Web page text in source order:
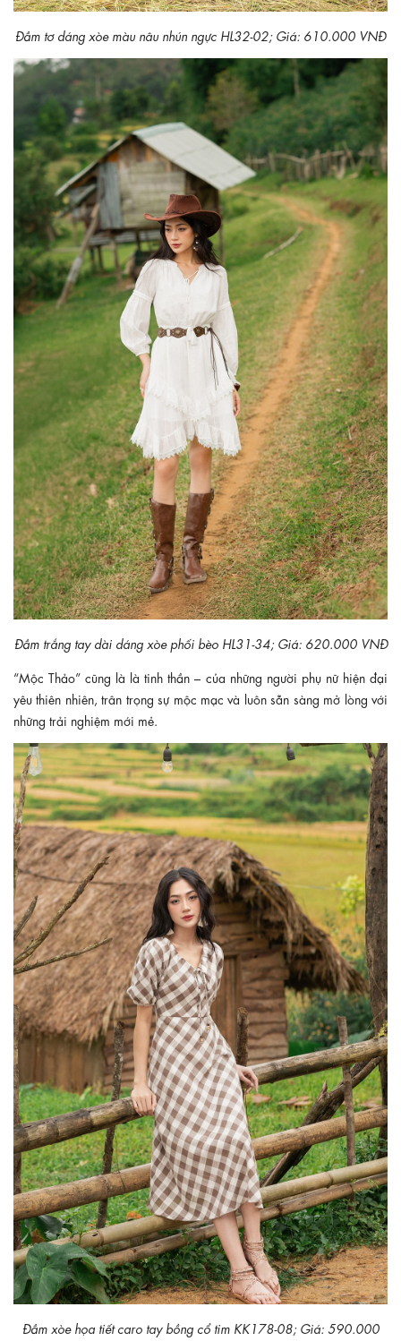
Đầm tơ dáng xòe màu nâu nhún ngực HL32-02; Giá: 610.000 VNĐ
Đầm trắng tay dài dáng xòe phối bèo HL31-34; Giá: 620.000 VNĐ
“Mộc Thảo” cũng là là tinh thần – của những người phụ nữ hiện đại
yêu thiên nhiên, trân trọng sự mộc mạc và luôn sẵn sàng mở lòng với
những trải nghiệm mới mẻ.
Đầm xòe họa tiết caro tay bồng cổ tim KK178-08; Giá: 590.000